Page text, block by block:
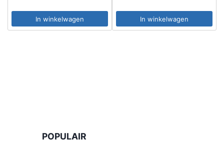
In winkelwagen In winkelwagen
POPULAIR